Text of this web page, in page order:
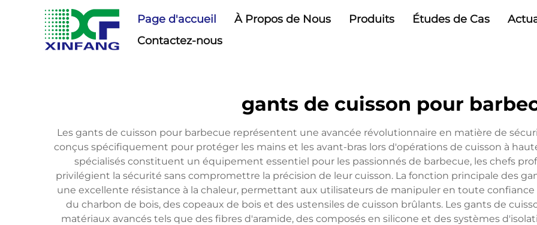
Page d'accueil À Propos de Nous Produits Études de Cas
Contactez-nous
gants de cuisson pour
Les gants de cuisson pour barbecue représentent une avancée révolutionnaire en matière de
conçus spécifiquement pour protéger les mains et les avant-bras lors d'opérations de cuisson à
spécialisés constituent un équipement essentiel pour les passionnés de barbecue, les chefs
privilégient la sécurité sans compromettre la précision de leur cuisson. La fonction principale des
une excellente résistance à la chaleur, permettant aux utilisateurs de manipuler en toute
du charbon de bois, des copeaux de bois et des ustensiles de cuisson brûlants. Les gants de
matériaux avancés tels que des fibres d'aramide, des composés en silicone et des systèmes